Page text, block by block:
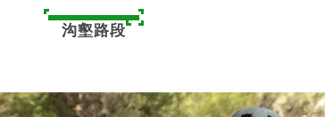
沟壑路段